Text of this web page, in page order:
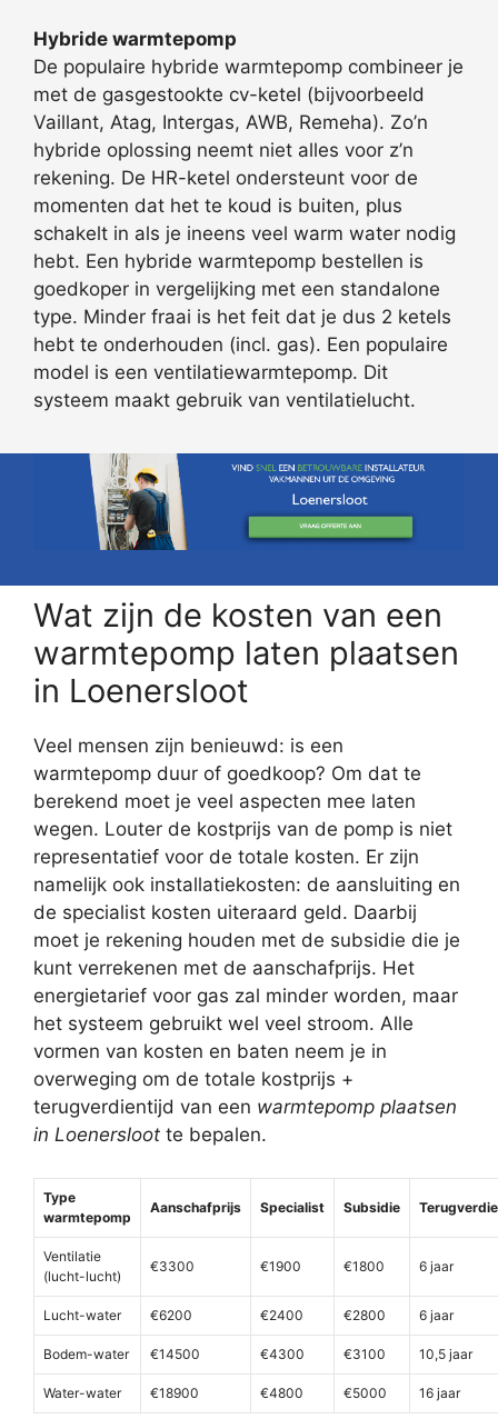
Hybride warmtepomp
De populaire hybride warmtepomp combineer je
met de gasgestookte cv-ketel (bijvoorbeeld
Vaillant, Atag, Intergas, AWB, Remeha). Zo’n
hybride oplossing neemt niet alles voor z’n
rekening. De HR-ketel ondersteunt voor de
momenten dat het te koud is buiten, plus
schakelt in als je ineens veel warm water nodig
hebt. Een hybride warmtepomp bestellen is
goedkoper in vergelijking met een standalone
type. Minder fraai is het feit dat je dus 2 ketels
hebt te onderhouden (incl. gas). Een populaire
model is een ventilatiewarmtepomp. Dit
systeem maakt gebruik van ventilatielucht.
Wat zijn de kosten van een
warmtepomp laten plaatsen
in Loenersloot
Veel mensen zijn benieuwd: is een
warmtepomp duur of goedkoop? Om dat te
berekend moet je veel aspecten mee laten
wegen. Louter de kostprijs van de pomp is niet
representatief voor de totale kosten. Er zijn
namelijk ook installatiekosten: de aansluiting en
de specialist kosten uiteraard geld. Daarbij
moet je rekening houden met de subsidie die je
kunt verrekenen met de aanschafprijs. Het
energietarief voor gas zal minder worden, maar
het systeem gebruikt wel veel stroom. Alle
vormen van kosten en baten neem je in
overweging om de totale kostprijs +
terugverdientijd van een warmtepomp plaatsen
in Loenersloot te bepalen.
Type
warmtepomp
Aanschafprijs Specialist Subsidie
Ventilatie
(lucht-lucht)
€3300 €1900 €1800 6 jaar
Lucht-water €6200 €2400 €2800 6 jaar
Bodem-water €14500 €4300 €3100 10,5 jaar
Water-water €18900 €4800 €5000 16 jaar